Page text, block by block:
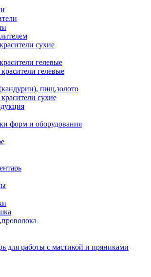
сухие
гелевые
гелевые
пищ.золото
сухие
форм и оборудования
для работы с мастикой и пряниками